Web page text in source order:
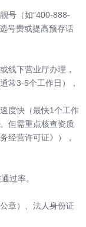
号（如“400-888-
号费或提高预存话
线下营业厅办理，
常3-5个工作日），
度快（最快1个工作
但需重点核查资质
经营许可证》），
过率。
章）、法人身份证